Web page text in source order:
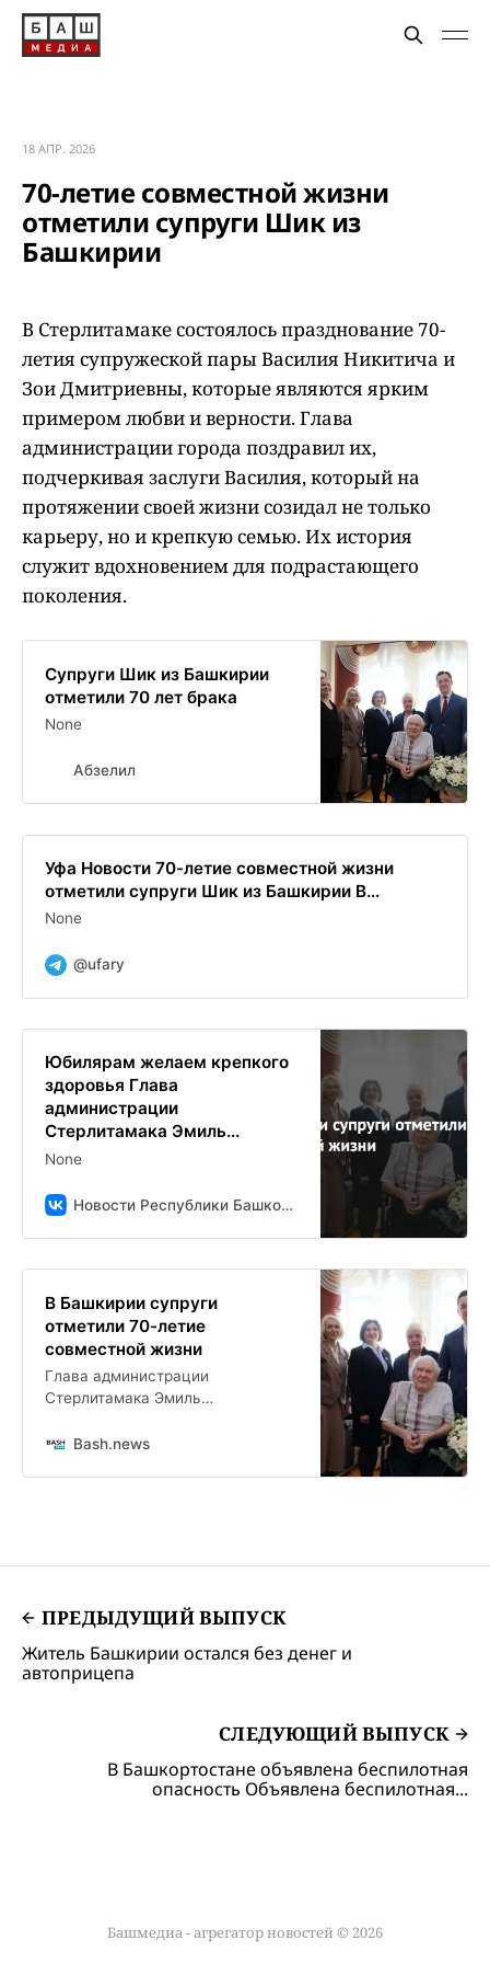
18 АПР. 2026
70-летие совместной жизни
отметили супруги Шик из
Башкирии
В Стерлитамаке состоялось празднование 70-
летия супружеской пары Василия Никитича и
Зои Дмитриевны, которые являются ярким
примером любви и верности. Глава
администрации города поздравил их,
подчеркивая заслуги Василия, который на
протяжении своей жизни созидал не только
карьеру, но и крепкую семью. Их история
служит вдохновением для подрастающего
поколения.
Супруги Шик из Башкирии
отметили 70 лет брака
None
Абзелил
Уфа Новости 70-летие совместной жизни
отметили супруги Шик из Башкирии В...
None
@ufary
Юбилярам желаем крепкого
здоровья Глава
администрации
Стерлитамака Эмиль...
None
Новости Республики Башкортостан и Уфы ( БСТ )
В Башкирии супруги
отметили 70-летие
совместной жизни
Глава администрации
Стерлитамака Эмиль
семейную пару Василия
Bash.news
ПРЕДЫДУЩИЙ ВЫПУСК
Житель Башкирии остался без денег и
автоприцепа
СЛЕДУЮЩИЙ ВЫПУСК
В Башкортостане объявлена беспилотная
опасность Объявлена беспилотная...
Башмедиа - агрегатор новостей © 2026